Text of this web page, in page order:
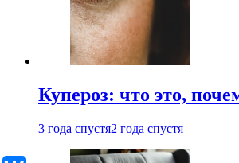
Купероз: что это,
3 года спустя2 года спустя